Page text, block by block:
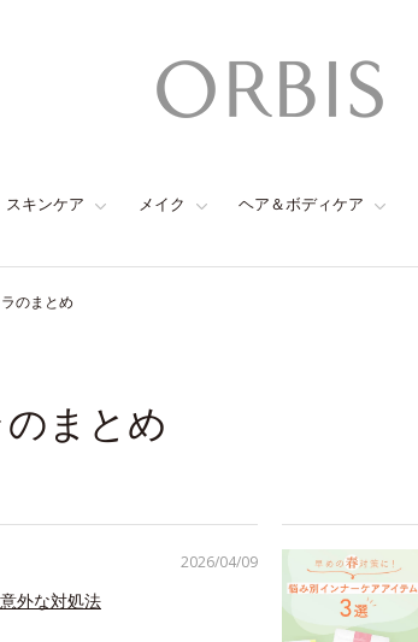
スキンケア メイク ヘア＆ボディケア
のまとめ
まとめ
2026/04/09
外な対処法